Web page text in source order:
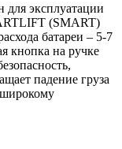
эксплуатации
(SMART)
батареи – 5-7
кнопка на ручке
падение груза
широкому